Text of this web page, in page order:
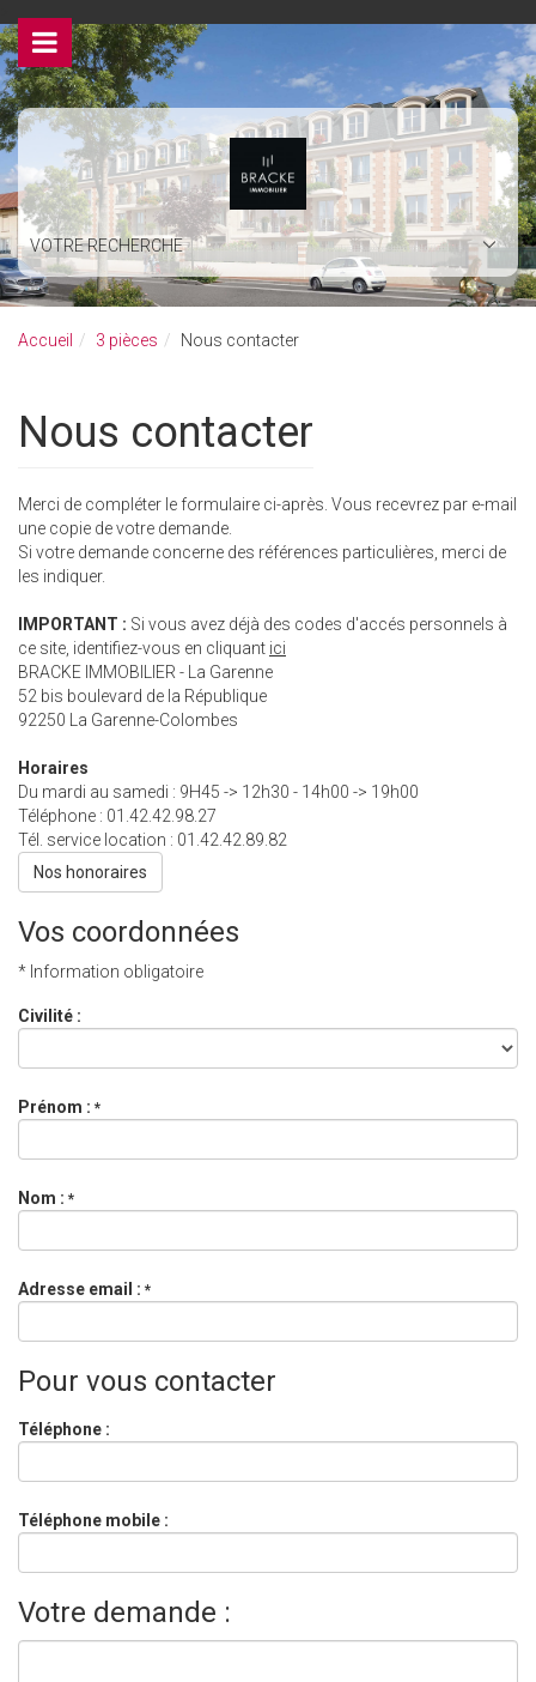
VOTRE RECHERCHE
Accueil 3 pièces Nous contacter
Nous contacter
Merci de compléter le formulaire ci-après. Vous recevrez par e-mail
une copie de votre demande.
Si votre demande concerne des références particulières, merci de
les indiquer.
IMPORTANT : Si vous avez déjà des codes d'accés personnels à
ce site, identifiez-vous en cliquant ici
BRACKE IMMOBILIER - La Garenne
52 bis boulevard de la République
92250
La Garenne-Colombes
Horaires
Du mardi au samedi : 9H45 -> 12h30 - 14h00 -> 19h00
Téléphone : 01.42.42.98.27
Tél. service location : 01.42.42.89.82
Nos honoraires
Vos coordonnées
* Information obligatoire
Civilité :
Prénom : *
Nom : *
Adresse email : *
Pour vous contacter
Téléphone :
Téléphone mobile :
Votre demande :